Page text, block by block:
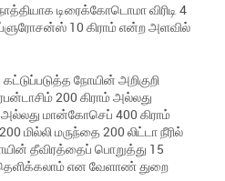
டிரைக்கோடொமா விரிடி 4
10 கிராம் என்ற அளவில்
நோயின் அறிகுறி
200 கிராம் அல்லது
மான்கோசெப் 400 கிராம்
மருந்தை 200 லிட்டா நீரில்
தீவிரத்தைப் பொறுத்து 15
தெளிக்கலாம் என வேளாண் துறை